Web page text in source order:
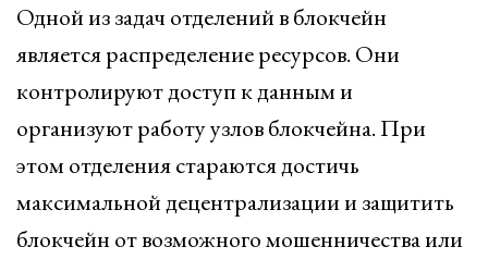
Одной из задач отделений в блокчейн
является распределение ресурсов. Они
контролируют доступ к данным и
организуют работу узлов блокчейна. При
этом отделения стараются достичь
максимальной децентрализации и защитить
блокчейн от возможного мошенничества или